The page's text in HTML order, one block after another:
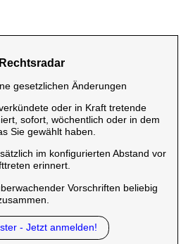
Rechtsradar
gesetzlichen Änderungen
oder in Kraft tretende
sofort, wöchentlich oder in dem
Sie gewählt haben.
im konfigurierten Abstand vor
erinnert.
Vorschriften beliebig
- Jetzt anmelden!